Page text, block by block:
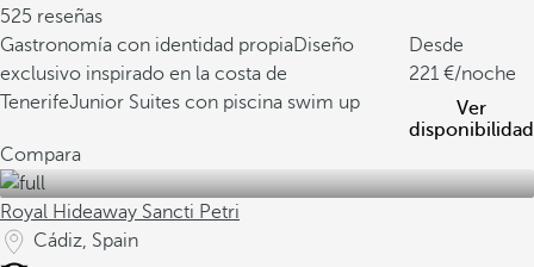
525 reseñas
Gastronomía con identidad propiaDiseño
exclusivo inspirado en la costa de
TenerifeJunior Suites con piscina swim up
Desde
221
/noche
Ver
disponibilidad
Compara
Royal Hideaway Sancti Petri
Cádiz, Spain